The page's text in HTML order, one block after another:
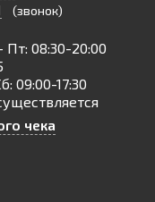
(звонок)
Пт: 08:30-20:00
09:00-17:30
чека